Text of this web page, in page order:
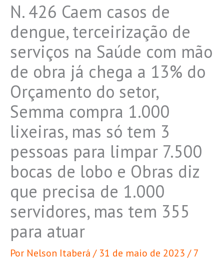
N. 426 Caem casos de
dengue, terceirização de
serviços na Saúde com mão
de obra já chega a 13% do
Orçamento do setor,
Semma compra 1.000
lixeiras, mas só tem 3
pessoas para limpar 7.500
bocas de lobo e Obras diz
que precisa de 1.000
servidores, mas tem 355
para atuar
Por Nelson Itaberá / 31 de maio de 2023 /7